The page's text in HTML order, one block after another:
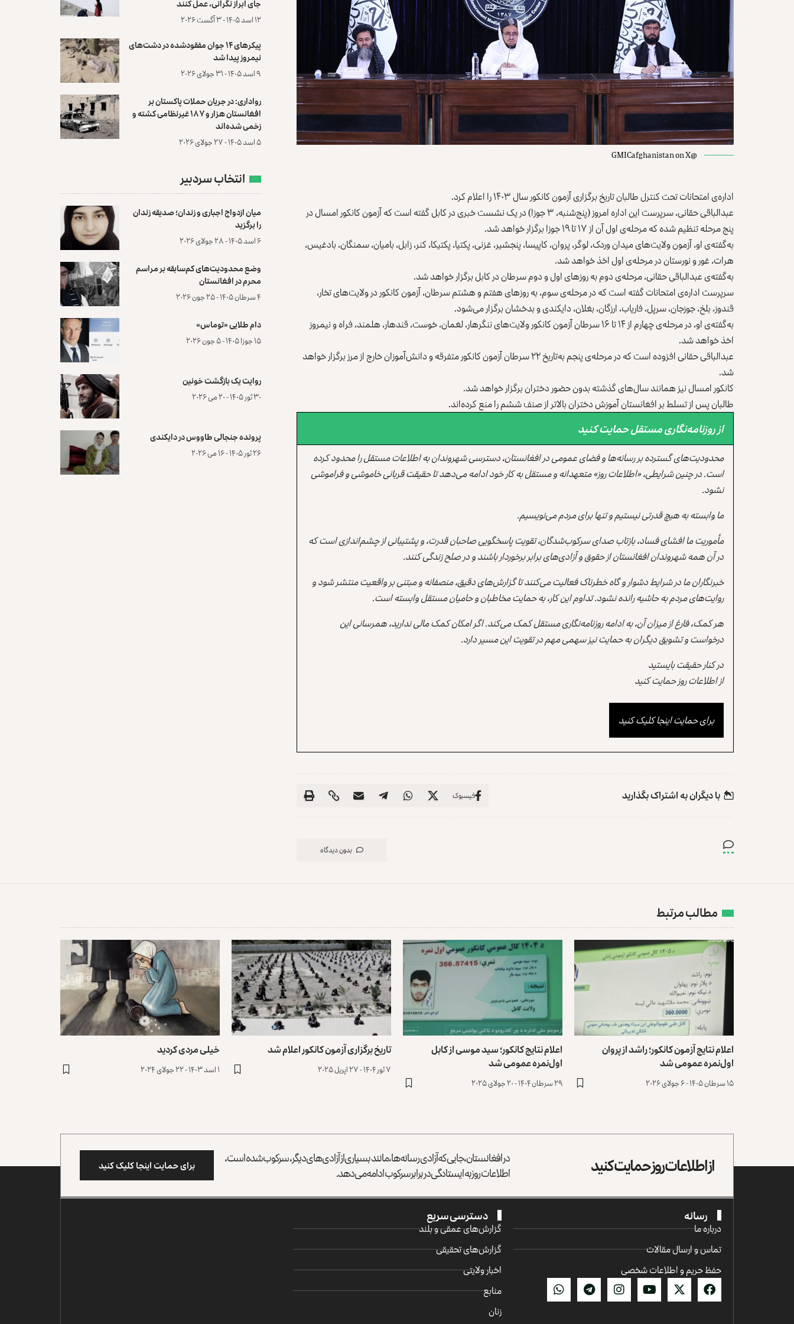
@GMICafghanistan on X
اداره‌ی امتحانات تحت کنترل طالبان تاریخ برگزاری آزمون کانکور سال ۱۴۰۳ را اعلام کرد.
عبدالباقی حقانی، سرپرست این اداره امروز (پنج‌شنبه، ۳ جوزا) در یک نشست خبری در کابل گفته است که آزمون کانکور امسال در
پنج مرحله تنظیم شده که مرحله‌ی اول آن از ۱۷ تا ۱۹ جوزا برگزار خواهد شد.
به‌گفته‌ی او، آزمون‌ ولایت‌های میدان وردک، لوگر، پروان، کاپیسا، پنجشیر، غزنی، پکتیا، پکتیکا، کنر، زابل، بامیان، سمنگان، بادغیس،
هرات، غور و نورستان در مرحله‌ی اول اخذ خواهد شد.
به‌گفته‌ی عبدالباقی حقانی، مرحله‌ی دوم به روزهای اول و دوم سرطان در کابل برگزار خواهد شد.
سرپرست اداره‌ی امتحانات گفته است که در مرحله‌ی سوم، به روزهای هفتم و هشتم سرطان، آزمون کانکور در ولایت‌های تخار،
قندوز، بلخ، جوزجان، سرپل، فاریاب، ارزگان، بغلان، دایکندی و بدخشان برگزار می‌شود.
به‌گفته‌ی او، در مرحله‌ی چهارم از ۱۴ تا ۱۶ سرطان آزمون کانکور ولایت‌های ننگرهار، لغمان، خوست، قندهار، هلمند، فراه و نیمروز
اخذ خواهد شد.
عبدالباقی حقانی افزوده است که در مرحله‌ی پنجم به‌تاریخ ۲۲ سرطان آزمون کانکور متفرقه و دانش‌آموزان خارج از مرز برگزار خواهد
شد.
کانکور امسال نیز همانند سال‌های گذشته بدون حضور دختران برگزار خواهد شد.
طالبان پس از تسلط بر افغانستان آموزش دختران بالاتر از صنف ششم را منع کرده‌اند.
از روزنامه‌نگاری مستقل حمایت کنید
محدودیت‌های گسترده بر رسانه‌ها و فضای عمومی در افغانستان، دسترسی شهروندان به اطلاعات مستقل را محدود کرده
است. در چنین شرایطی، «اطلاعات روز» متعهدانه و مستقل به کار خود ادامه می‌دهد تا حقیقت قربانی خاموشی و فراموشی
نشود.
ما وابسته به هیچ قدرتی نیستیم و تنها برای مردم می‌نویسیم.
مأموریت ما افشای فساد، بازتاب صدای سرکوب‌شدگان، تقویت پاسخگویی صاحبان قدرت، و پشتیبانی از چشم‌اندازی است که
در آن همه شهروندان افغانستان از حقوق و آزادی‌های برابر برخوردار باشند و در صلح زندگی کنند.
خبرنگاران ما در شرایط دشوار و گاه خطرناک فعالیت می‌کنند تا گزارش‌های دقیق، منصفانه و مبتنی بر واقعیت منتشر شود و
روایت‌های مردم به حاشیه رانده نشود. تداوم این کار، به حمایت مخاطبان و حامیان مستقل وابسته است.
هر کمک، فارغ از میزان آن، به ادامه روزنامه‌نگاری مستقل کمک می‌کند. اگر امکان کمک مالی ندارید، همرسانی این
درخواست و تشویق دیگران به حمایت نیز سهمی مهم در تقویت این مسیر دارد.
در کنار حقیقت بایستید
از اطلاعات روز حمایت کنید
برای حمایت اینجا کلیک کنید
با دیگران به‌‌ اشتراک بگذارید فیسبوک
بدون دیدگاه
جای ابراز نگرانی، عمل کنند
۱۲ اسد ۱۴۰۵ - ۳ آگست ۲۰۲۶
پیکرهای ۱۴ جوان مفقودشده در دشت‌های
نیمروز پیدا شد
۹ اسد ۱۴۰۵ - ۳۱ جولای ۲۰۲۶
رواداری: در جریان حملات پاکستان بر
افغانستان هزار و ۱۸۷ غیرنظامی کشته و
زخمی شده‌اند
۵ اسد ۱۴۰۵ - ۲۷ جولای ۲۰۲۶
انتخاب سردبیر
میان ازدواج اجباری و زندان؛ صدیقه زندان
را برگزید
۶ اسد ۱۴۰۵ - ۲۸ جولای ۲۰۲۶
وضع محدودیت‌های کم‌سابقه بر مراسم
محرم در افغانستان
۴ سرطان ۱۴۰۵ - ۲۵ جون ۲۰۲۶
دام طلایی «توماس»
۱۵ جوزا ۱۴۰۵ - ۵ جون ۲۰۲۶
روایت یک بازگشت خونین
۳۰ ثور ۱۴۰۵ - ۲۰ می ۲۰۲۶
پرونده‌ جنجالی طاووس در دایکندی
۲۶ ثور ۱۴۰۵ - ۱۶ می ۲۰۲۶
مطالب مرتبط
اعلام نتایج آزمون کانکور؛ راشد از پروان
اول‌نمره عمومی شد
۱۵ سرطان ۱۴۰۵ - ۶ جولای ۲۰۲۶
اعلام نتایج کانکور؛ سید موسی از کابل
اول‌نمره عمومی شد
۲۹ سرطان ۱۴۰۴ - ۲۰ جولای ۲۰۲۵
تاریخ برگزاری آزمون کانکور اعلام شد
۷ ثور ۱۴۰۴ - ۲۷ اپریل ۲۰۲۵
خیلی مردی کردید
۱ اسد ۱۴۰۳ - ۲۲ جولای ۲۰۲۴
از اطلاعات روز حمایت کنید در افغانستان، جایی که آزادی رسانه‌ها، مانند بسیاری از آزادی‌های دیگر، سرکوب شده است،
اطلاعات روز به ایستادگی در برابر سرکوب ادامه می‌دهد. برای حمایت اینجا کلیک کنید
رسانه
درباره ما
تماس و ارسال مقالات
حفظ حریم و اطلاعات شخصی
دسترسی سریع
گزارش‌‌های عمقی و بلند
گزارش‌های تحقیقی
اخبار ولایتی
منابع
زنان